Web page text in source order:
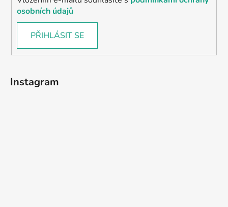
osobních údajů
PŘIHLÁSIT SE
Instagram